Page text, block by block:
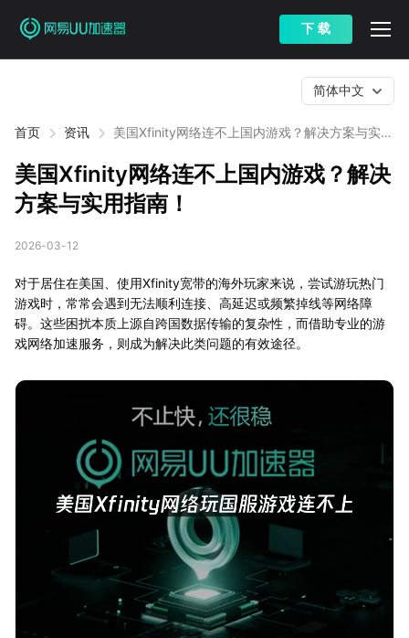
下 载
首页 资讯
美国Xfinity网络连不上国内游戏？解决方案与实用
简体中文
美国Xfinity网络连不上国内游戏？解决
方案与实用指南！
2026-03-12
对于居住在美国、使用Xfinity宽带的海外玩家来说，尝试游玩热门
游戏时，常常会遇到无法顺利连接、高延迟或频繁掉线等网络障
碍。这些困扰本质上源自跨国数据传输的复杂性，而借助专业的游
戏网络加速服务，则成为解决此类问题的有效途径。